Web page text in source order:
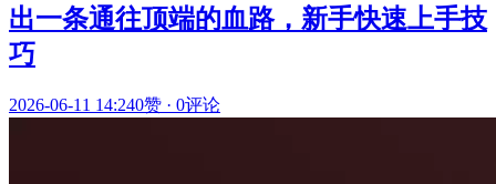
出一条通往顶端的血路，新手快速上手技
巧
2026-06-11 14:240赞 · 0评论